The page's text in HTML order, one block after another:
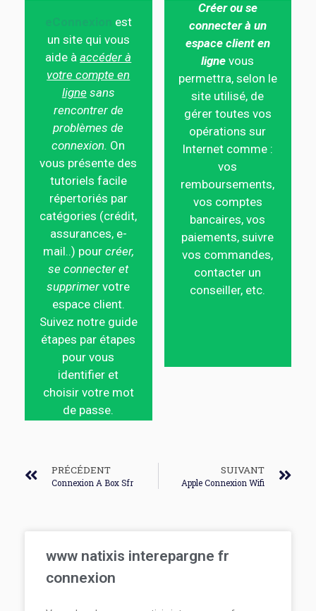
est
un site qui vous
aide àaccéder à
votre compte en
ligne sans
rencontrer de
problèmes de
connexion. On
vous présente des
tutoriels facile
répertoriés par
catégories (crédit,
assurances, e-
mail..) pour créer,
se connecter et
supprimer votre
espace client.
Suivez notre guide
étapes par étapes
pour vous
identifier et
choisir votre mot
de passe.
Créer ou se
connecter à un
espace client en
ligne vous
permettra, selon le
site utilisé, de
gérer toutes vos
opérations sur
Internet comme :
vos
remboursements,
vos comptes
bancaires, vos
paiements, suivre
vos commandes,
contacter un
conseiller, etc.
PRÉCÉDENT
Connexion A Box Sfr
SUIVANT
Apple Connexion Wifi
www natixis interepargne fr
connexion